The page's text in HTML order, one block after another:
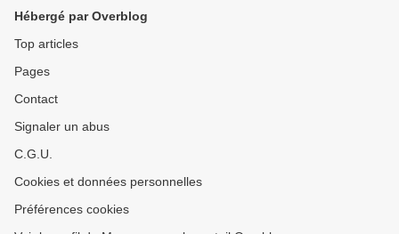
Hébergé par Overblog
Top articles
Pages
Contact
Signaler un abus
C.G.U.
Cookies et données personnelles
Préférences cookies